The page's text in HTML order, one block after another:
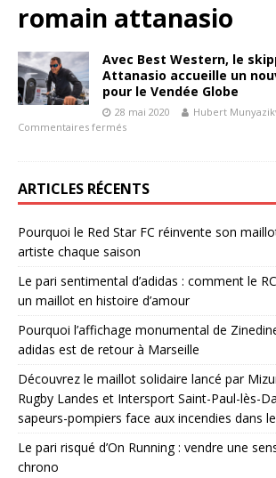
romain attanasio
Avec Best Western, le
Attanasio accueille un
pour le Vendée Globe
28 mai 2020
Hubert
Commentaires fermés
ARTICLES RÉCENTS
Pourquoi le Red Star FC réinvente son
artiste chaque saison
Le pari sentimental d’adidas : comment le
un maillot en histoire d’amour
Pourquoi l’affichage monumental de
adidas est de retour à Marseille
Découvrez le maillot solidaire lancé par
Rugby Landes et Intersport Saint-Paul-lès-
sapeurs-pompiers face aux incendies dans
Le pari risqué d’On Running : vendre une
chrono